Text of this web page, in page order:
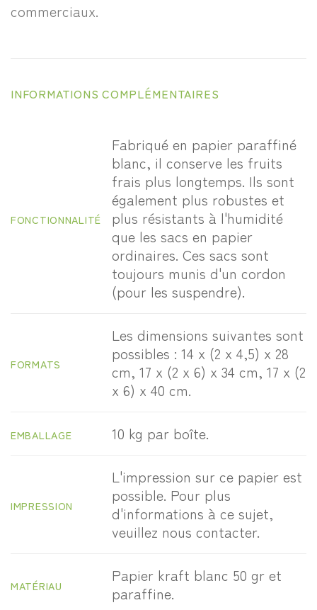
commerciaux.
INFORMATIONS COMPLÉMENTAIRES
FONCTIONNALITÉ
Fabriqué en papier paraffiné
blanc, il conserve les fruits
frais plus longtemps. Ils sont
également plus robustes et
plus résistants à l'humidité
que les sacs en papier
ordinaires. Ces sacs sont
toujours munis d'un cordon
(pour les suspendre).
FORMATS
Les dimensions suivantes sont
possibles : 14 x (2 x 4,5) x 28
cm, 17 x (2 x 6) x 34 cm, 17 x (2
x 6) x 40 cm.
EMBALLAGE 10 kg par boîte.
IMPRESSION
L'impression sur ce papier est
possible. Pour plus
d'informations à ce sujet,
veuillez nous contacter.
MATÉRIAU
Papier kraft blanc 50 gr et
paraffine.